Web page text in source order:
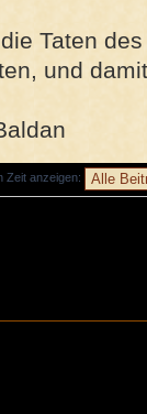
Taten
und
Zeit anzeigen: